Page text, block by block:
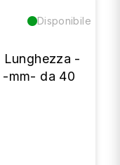
Disponibile
Lunghezza -
mm- da 40